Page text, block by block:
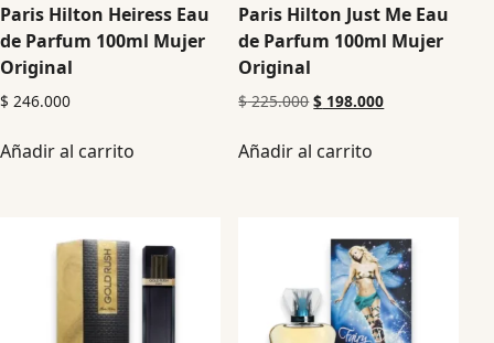
Paris Hilton Heiress Eau
de Parfum 100ml Mujer
Original
$ 246.000
Añadir al carrito
Paris Hilton Just Me Eau
de Parfum 100ml Mujer
Original
$225.000 $ 198.000
Añadir al carrito